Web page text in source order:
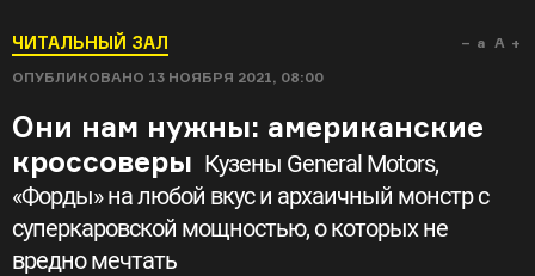
ЧИТАЛЬНЫЙ ЗАЛ
ОПУБЛИКОВАНО 13 НОЯБРЯ 2021, 08:00
a A
Они нам нужны: американские
кроссоверы Кузены General Motors,
«Форды» на любой вкус и архаичный монстр с
суперкаровской мощностью, о которых не
вредно мечтать